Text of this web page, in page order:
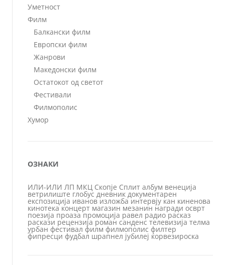
Уметност
Филм
Балкански филм
Европски филм
Жанрови
Македонски филм
Остатокот од светот
Фестивали
Филмополис
Хумор
ОЗНАКИ
ИЛИ-ИЛИ ЛП МКЦ Скопје Сплит албум венеција
ветрилиште глобус дневник документарен
експозиција иванов изложба интервју кан киненова
кинотека концерт магазин мезанин награди осврт
поезија проаза промоција равел радио расказ
раскази рецензија роман санденс телевизија телма
урбан фестивал филм филмополис филтер
фипресци фудбал шрапнел јубилеј ќорвезироска